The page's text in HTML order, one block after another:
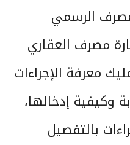
الرسمي
مصرف العقاري
معرفة الإجراءات
وكيفية إدخالها،
بالتفصيل